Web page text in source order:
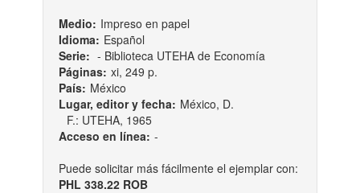
Medio: Impreso en papel
Idioma: Español
Serie: - Biblioteca UTEHA de Economía
Páginas: xi, 249 p.
País: México
Lugar, editor y fecha: México, D.
F.: UTEHA, 1965
Acceso en línea: -
Puede solicitar más fácilmente el ejemplar con:
PHL 338.22 ROB